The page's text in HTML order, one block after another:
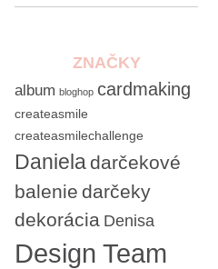
ZNAČKY
album bloghop cardmaking
createasmile
createasmilechallenge
Daniela darčekové
balenie darčeky
dekorácia Denisa
Design Team